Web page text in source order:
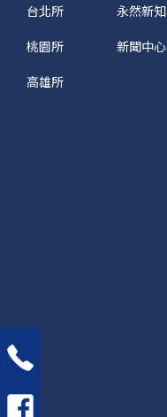
台北所
桃園所
高雄所
永然新知
新聞中心